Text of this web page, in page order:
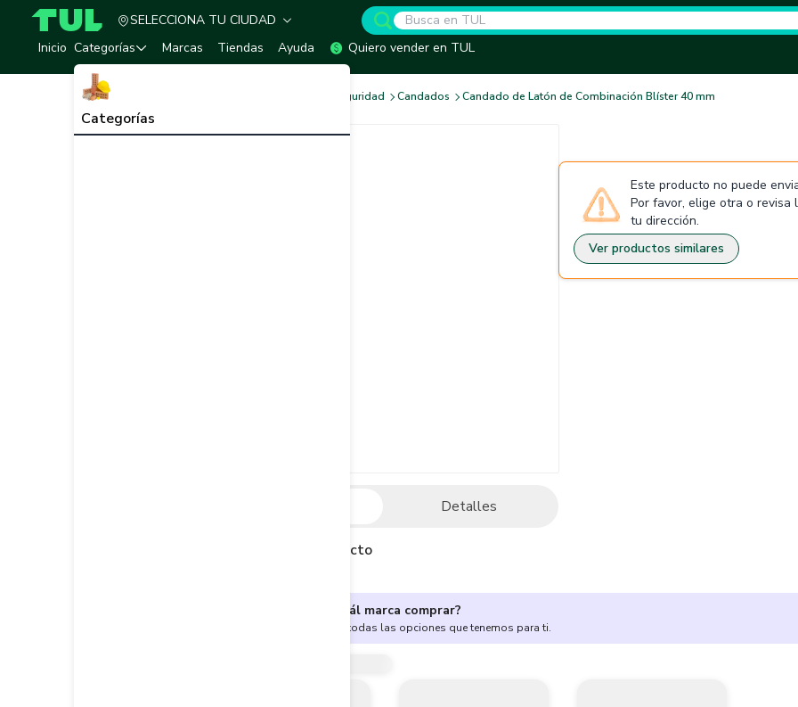
TUL - Tu Marketplace de Construcción
SELECCIONA TU CIUDAD
Inicio Categorías
Categorías
Marcas Tiendas Ayuda Quiero vender en TUL
Sistemas de Seguridad Candados Candado de Latón de Combinación Blíster 40 mm
Detalles
Descripción del producto
Este producto no puede
Por favor, elige otra o revisa
tu dirección.
Ver productos similares
¿No sabes cuál marca comprar?
Encuentra aquí todas las opciones que tenemos para ti.